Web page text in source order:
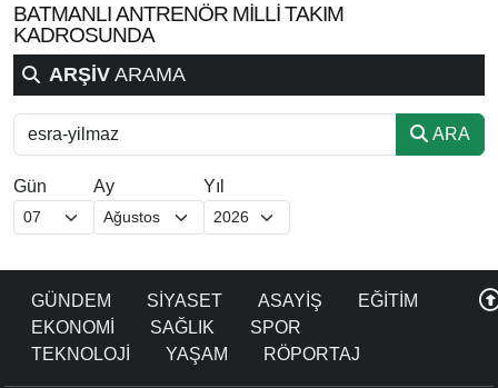
BATMANLI ANTRENÖR MİLLİ TAKIM
KADROSUNDA
ARŞİV ARAMA
ARA
Gün Ay Yıl
GÜNDEM SİYASET ASAYİŞ
EĞİTİM
EKONOMİ
SAĞLIK
SPOR
TEKNOLOJİ
YAŞAM RÖPORTAJ